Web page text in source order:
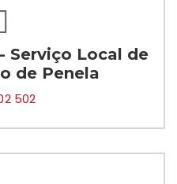
Serviço Local de
de Penela
502